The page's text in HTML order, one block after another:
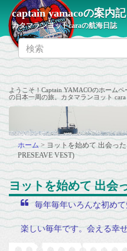
captain yamacoの案内記
カタマランヨットcaraの航海日誌
ようこそ！Captain YAMACOのホーム
の日本一周の旅。カタマランヨット
ホーム > ヨットを始めて 出会っ
PRESEAVE VEST)
ヨットを始めて 出会
毎年毎年いろんな初め
楽しい毎年です。会える